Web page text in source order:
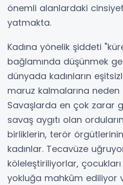
önemli alanlardaki
yatmakta.
Kadına yönelik şiddeti
bağlamında düşünmek
dünyada kadınların
maruz kalmalarına
Savaşlarda en çok zarar
savaş aygıtı olan
birliklerin, terör
kadınlar. Tecavüze
köleleştiriliyorlar, çocukları
yokluğa mahkûm ediliyor